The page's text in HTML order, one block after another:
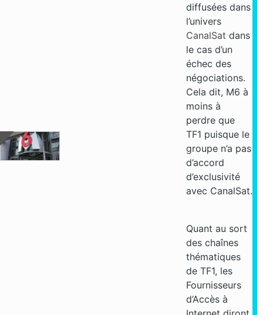
diffusées dans
l’univers
CanalSat dans
le cas d’un
échec des
négociations.
Cela dit, M6 à
moins à
perdre que
TF1 puisque le
groupe n’a pas
d’accord
d’exclusivité
avec CanalSat.
Quant au sort
des chaînes
thématiques
de TF1, les
Fournisseurs
d’Accès à